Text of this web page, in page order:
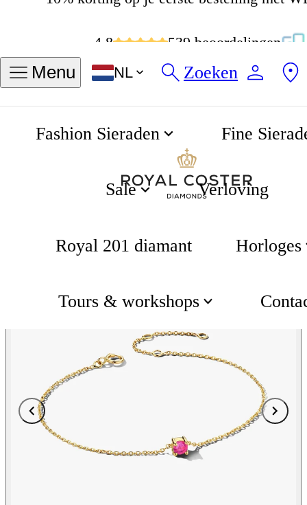
Menu NL Zoeken
Fashion Sieraden Fine
Sale Verloving
Royal 201 diamant Horloges
Tours & workshops
Geboortesteen Collectie